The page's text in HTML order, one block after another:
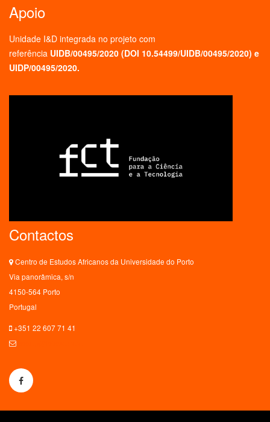
Apoio
Unidade I&D integrada no projeto com
referência UIDB/00495/2020 (DOI 10.54499/UIDB/00495/2020) e
UIDP/00495/2020.
Contactos
Centro de Estudos Africanos da Universidade do Porto
Via panorâmica, s/n
4150-564 Porto
Portugal
+351 22 607 71 41